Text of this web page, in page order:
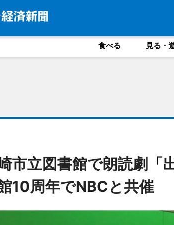
食べる 見る・
市立図書館で朗読劇
10周年でNBCと共催